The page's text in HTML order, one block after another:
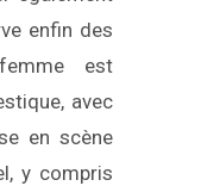
enfin des
est
avec
en scène
y compris